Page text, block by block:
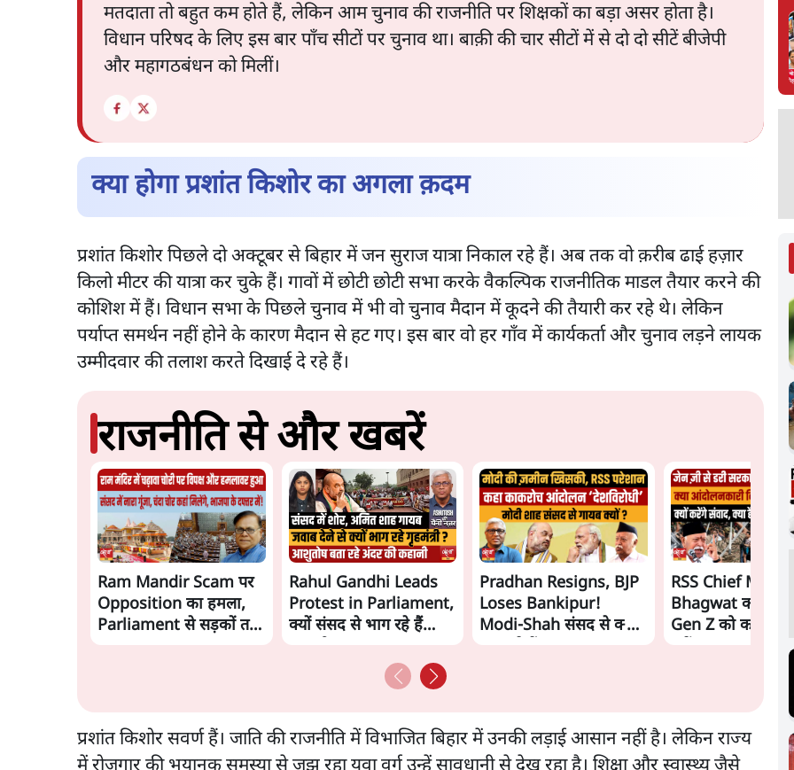
मतदाता तो बहुत कम होते हैं, लेकिन आम चुनाव की राजनीति पर शिक्षकों का बड़ा असर होता है।
विधान परिषद के लिए इस बार पाँच सीटों पर चुनाव था। बाक़ी की चार सीटों में से दो दो सीटें बीजेपी
और महागठबंधन को मिलीं।
क्या होगा प्रशांत किशोर का अगला क़दम
प्रशांत किशोर पिछले दो अक्टूबर से बिहार में जन सुराज यात्रा निकाल रहे हैं। अब तक वो क़रीब ढाई हज़ार
किलो मीटर की यात्रा कर चुके हैं। गावों में छोटी छोटी सभा करके वैकल्पिक राजनीतिक माडल तैयार करने की
कोशिश में हैं। विधान सभा के पिछले चुनाव में भी वो चुनाव मैदान में कूदने की तैयारी कर रहे थे। लेकिन
पर्याप्त समर्थन नहीं होने के कारण मैदान से हट गए। इस बार वो हर गाँव में कार्यकर्ता और चुनाव लड़ने लायक
उम्मीदवार की तलाश करते दिखाई दे रहे हैं।
राजनीति से और खबरें
Ram Mandir Scam पर
Opposition का हमला,
Parliament से सड़कों तक
Rahul Gandhi Leads
Protest in Parliament,
क्यों संसद से भाग रहे हैं
Pradhan Resigns, BJP
Loses Bankipur!
Modi-Shah संसद से क्यों
RSS Chief Mohan
Bhagwat का
Gen Z को काउंटर
प्रशांत किशोर सवर्ण हैं। जाति की राजनीति में विभाजित बिहार में उनकी लड़ाई आसान नहीं है। लेकिन राज्य